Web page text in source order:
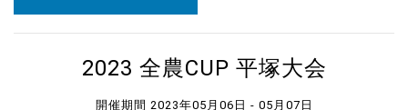
2023 全農CUP 平塚大会
開催期間 2023年05月06日 - 05月07日